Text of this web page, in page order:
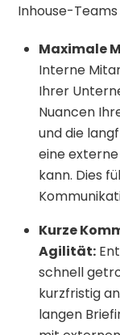
Inhouse-
Maximale
Interne
Ihrer
Nuancen
und die
eine
kann. Dies
Kurze
Agilität:
schnell
kurzfristig
langen